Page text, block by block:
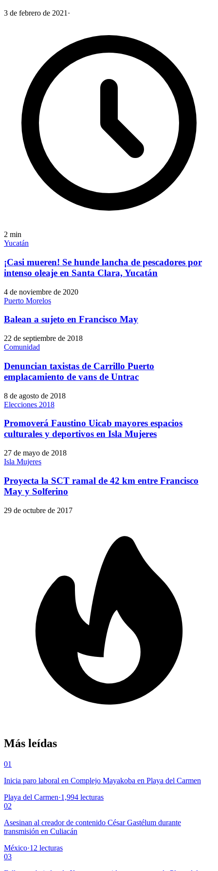
3 de febrero de 2021 ·
2 min
Yucatán
¡Casi mueren! Se hunde lancha de pescadores por
intenso oleaje en Santa Clara, Yucatán
4 de noviembre de 2020
Puerto Morelos
Balean a sujeto en Francisco May
22 de septiembre de 2018
Comunidad
Denuncian taxistas de Carrillo Puerto
emplacamiento de vans de Untrac
8 de agosto de 2018
Elecciones 2018
Promoverá Faustino Uicab mayores espacios
culturales y deportivos en Isla Mujeres
27 de mayo de 2018
Isla Mujeres
Proyecta la SCT ramal de 42 km entre Francisco
May y Solferino
29 de octubre de 2017
Más leídas
01
Inicia paro laboral en Complejo Mayakoba en Playa del Carmen
Playa del Carmen·1,994 lecturas
02
Asesinan al creador de contenido César Gastélum durante
transmisión en Culiacán
México·12 lecturas
03